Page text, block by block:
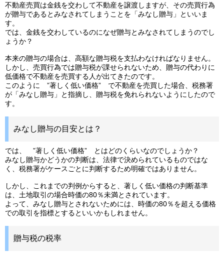
不動産売買は金銭を交わして不動産を譲渡しますが、その売買行為
が贈与であるとみなされてしまうことを「みなし贈与」といいま
す。
では、金銭を交わしているのになぜ贈与とみなされてしまうのでし
ょうか？
本来の贈与の場合は、高額な贈与税を支払わなければなりません。
しかし、売買行為では贈与税が課せられないため、贈与の代わりに
低価格で不動産を売買する人が出てきたのです。
このように ”著しく低い価格” で不動産を売買した場合、税務署
が「みなし贈与」と指摘し、贈与税を免れられないようにしたので
す。
みなし贈与の目安とは？
では、 ”著しく低い価格” とはどのくらいなのでしょうか？
みなし贈与かどうかの判断は、法律で決められているものではな
く、税務署がケースごとに判断するため明確ではありません。
しかし、これまでの判例からすると、著しく低い価格の判断基準
は、土地取引の場合時価の80％未満とされています。
よって、みなし贈与とされないためには、時価の80％を超える価格
での取引を指標とするといいかもしれません。
贈与税の税率